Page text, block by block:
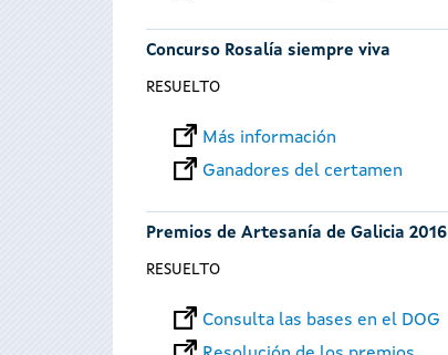
Concurso Rosalía siempre viva
RESUELTO
Más información
Ganadores del certamen
Premios de Artesanía de Galicia 2016
RESUELTO
Consulta las bases en el DOG